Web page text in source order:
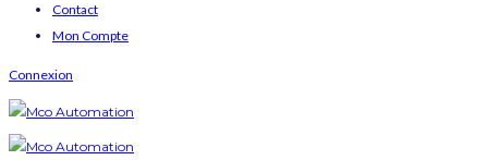
Contact
Mon Compte
Connexion